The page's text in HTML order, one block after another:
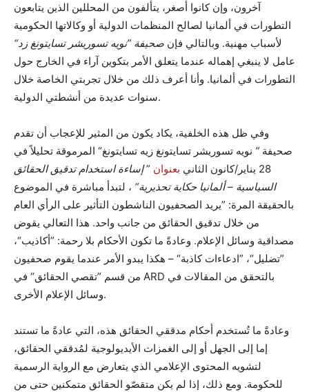
آخرون، وإن كانوا أصغر، يتألفون من المحللين الذين يتابعون
التطورات في ألمانيا لصالح المنظمات الدولية أو وكالاتها الحكومية
لأسباب مهنية. وبالتالي فإن صحيفة ”نويه تسوريشر تسايتونغ زد“
عامل لا ينبغي إهماله عندما يتعلق الأمر بتكوين آراء في الخارج حول
التطورات في ألمانيا. وأنا أعرف ذلك من خلال تجربتي الخاصة خلال
سنوات عديدة من أنشطتي الدولية.
وفي ظل هذه الخلفية، يكاد يكون من المثير للإعجاب أن تقدم
صحيفة ” نويه تسوريشر تسايتونغ زيه تسايتونغ“ المرموقة تحليلاً في
28 يناير/كانون الثاني
بعنوان ”إساءة استخدام تدقيق الحقائق
السياسية – ألمانيا حكاية تحذيرية“ ، لتبدأ مباشرة في الموضوع
بالحقيقة المرة: ”يريد الصحفيون الناشطون التأثير على الرأي العام
من خلال تدقيق الحقائق من جانب واحد. هذا التعالي يقوض
مصداقية وسائل الإعلام. وعادةً ما تكون الأحكام بلا رحمة: ”أكاذيب“،
”تضليل“، ”ادعاءات كاذبة“ – هكذا يبدو الأمر عندما يقوم صحفيون
من قسم ”تقصي الحقائق“ في ARD بالتحقق من المقالات في
وسائل الإعلام الأخرى.
وعادةً ما تُستخدم أحكام مدققي الحقائق هذه، التي عادةً ما تستند
إما إلى الجهل أو إلى الغمزات الأيديولوجية لمُدققي الحقائق،
لتشويه المحتوى الإعلامي الذي يتعارض مع الرواية الرسمية
للحكومة. ومع ذلك، إذا لم يكن متقصّو الحقائق متمكنين حتى من